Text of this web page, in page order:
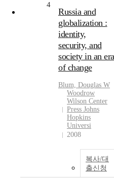
4
Russia and
globalization :
identity,
security, and
society in an era
of change
Blum, Douglas W
Woodrow
Wilson Center
Press Johns
Hopkins
Universi
2008
복사/대
출신청